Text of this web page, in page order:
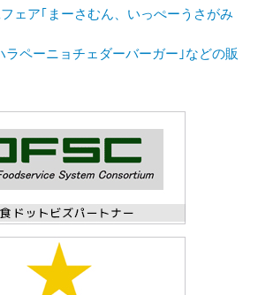
ェア｢まーさむん、いっぺーうさがみ
ラペーニョチェダーバーガー｣などの販